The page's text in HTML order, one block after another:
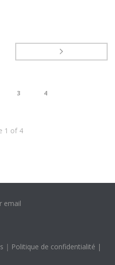
3 4
1 of 4
email
| Politique de confidentialité |